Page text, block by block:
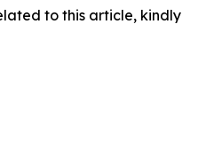
to this article, kindly